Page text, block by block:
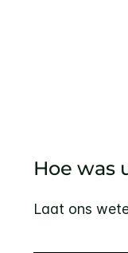
Hoe was
Laat ons